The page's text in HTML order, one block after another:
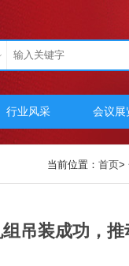
行业风采 会议展
当前位置： 首页>
吊装成功，